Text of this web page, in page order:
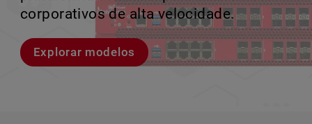
corporativos de alta velocidade.
Explorar modelos
violações e identificar riscos ocultos de
Explore o CloudDR
perder o ritmo.
Conheça Rai
crescimento escalável.
Conheça o WatchGuard EDR